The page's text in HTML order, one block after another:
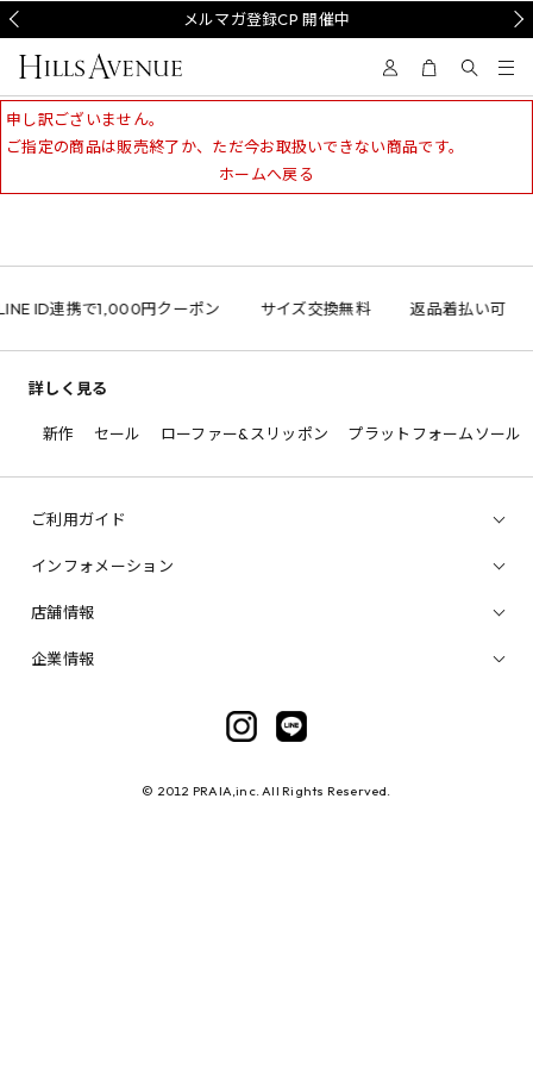
メルマガ登録CP 開催中
申し訳ございません。
ご指定の商品は販売終了か、ただ今お取扱いできない商品です。
ホームへ戻る
ID連携で1,000円クーポン サイズ交換無料 返品着払い可
詳しく見る
新作 セール ローファー&スリッポン プラットフォームソール
ご利用ガイド
インフォメーション
店舗情報
企業情報
© 2012 PRAIA,inc. All Rights Reserved.